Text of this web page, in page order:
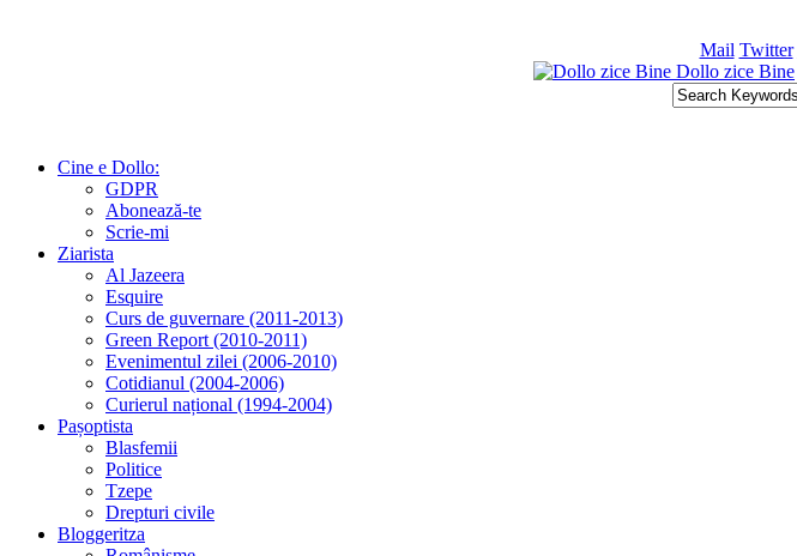
Mail Twitter
Dollo zice Bine
Cine e Dollo:
GDPR
Abonează-te
Scrie-mi
Ziarista
Al Jazeera
Esquire
Curs de guvernare (2011-2013)
Green Report (2010-2011)
Evenimentul zilei (2006-2010)
Cotidianul (2004-2006)
Curierul național (1994-2004)
Pașoptista
Blasfemii
Politice
Tzepe
Drepturi civile
Bloggeritza